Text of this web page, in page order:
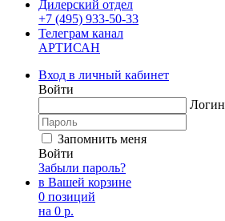
Дилерский отдел
+7 (495) 933-50-33
Телеграм канал
АРТИСАН
Вход в личный кабинет
Войти
Логин
Запомнить меня
Войти
Забыли пароль?
в Вашей корзине
0 позиций
на 0 р.